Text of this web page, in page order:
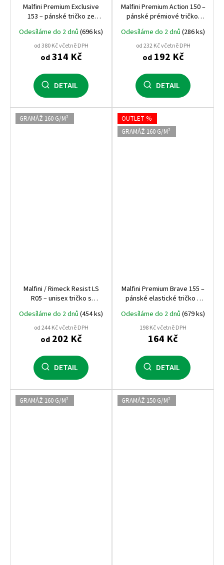
Malfini Premium Exclusive
153 – pánské tričko ze
SUPIMA® bavlny, 160 g/m²,
luxusní zpracování pro
náročné
Odesíláme do 2 dnů (696 ks)
od 380 Kč včetně DPH
od314 Kč
DETAIL
Malfini Premium Action 150 –
pánské prémiové tričko,
150 g/m², dlouhá vlákna
bavlny, luxusní zpracování
Odesíláme do 2 dnů (286 ks)
od 232 Kč včetně DPH
od192 Kč
DETAIL
GRAMÁŽ 160 G/M²
Malfini / Rimeck Resist LS
R05 – unisex tričko s
dlouhým rukávem, 160 g,
předsrážená bavlna
Odesíláme do 2 dnů (454 ks)
od 244 Kč včetně DPH
od202 Kč
DETAIL
OUTLET %
GRAMÁŽ 160 G/M²
Malfini Premium Brave 155 –
pánské elastické tričko s
dlouhým rukávem, 160 g,
bavlna + elastan
Odesíláme do 2 dnů (679 ks)
198 Kč včetně DPH
164 Kč
DETAIL
GRAMÁŽ 160 G/M² GRAMÁŽ 150 G/M²